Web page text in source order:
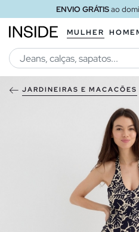
ENVIO GRÁTISao
MULHER
JARDINEIRAS E MACACÕES